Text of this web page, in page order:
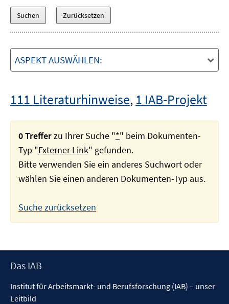
ASPEKT AUSWÄHLEN:
111 Literaturhinweise, 1 IAB-Projekt
0 Trefferzu Ihrer Suche "*" beim Dokumenten-
Typ "Externer Link" gefunden.
Bitte verwenden Sie ein anderes Suchwort oder
wählen Sie einen anderen Dokumenten-Typ aus.
Suche zurücksetzen
Footer
Das IAB
Institut für Arbeitsmarkt- und Berufsforschung (IAB) – unser
Leitbild